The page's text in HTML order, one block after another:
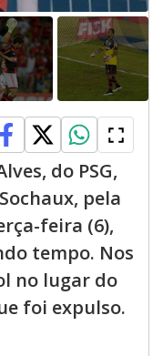
do PSG,
pela
feira (6),
tempo. Nos
no lugar do
foi expulso.